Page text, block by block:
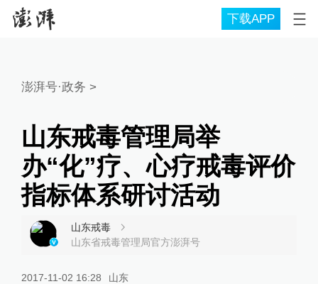
下载APP
澎湃号·政务 >
山东戒毒管理局举
办“化”疗、心疗戒毒评价
指标体系研讨活动
山东戒毒
山东省戒毒管理局官方澎湃号
2017-11-02 16:28 山东